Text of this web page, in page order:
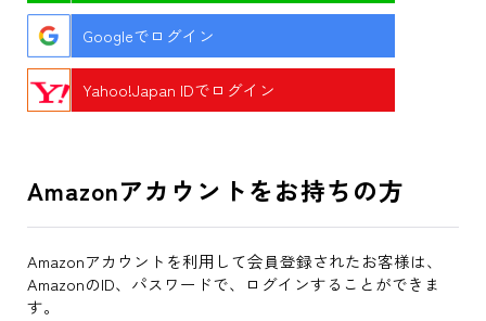
Googleでログイン
Yahoo!Japan IDでログイン
Amazonアカウントをお持ちの方
Amazonアカウントを利用して会員登録されたお客様は、
AmazonのID、パスワードで、ログインすることができま
す。